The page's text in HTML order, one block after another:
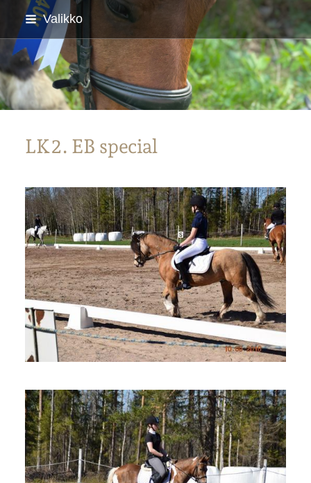
Siirry
sivun
sisältöön
Valikko
Parkanon Ratsastajat
LK2. EB special